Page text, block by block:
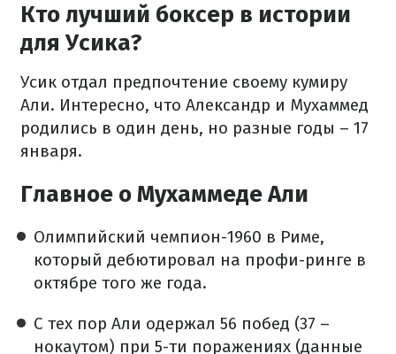
Кто лучший боксер в истории
для Усика?
Усик отдал предпочтение своему кумиру
Али. Интересно, что Александр и Мухаммед
родились в один день, но разные годы – 17
января.
Главное о Мухаммеде Али
Олимпийский чемпион-1960 в Риме,
который дебютировал на профи-ринге в
октябре того же года.
С тех пор Али одержал 56 побед (37 –
нокаутом) при 5-ти поражениях (данные